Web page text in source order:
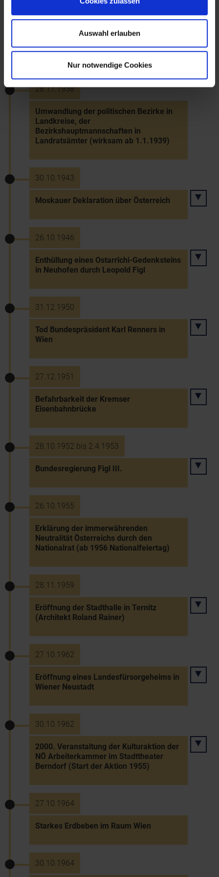
Auswahl erlauben
Nur notwendige Cookies
Beschluss der ständischen
(Rumpf-)Landtag
28.11.1938
Umwandlung der politischen Bezirke in
Landkreise, der
Bezirkshauptmannschaften in
Landratsämter (wirksam ab 1.1.1939)
30.10.1943
Moskauer Deklaration über Österreich
26.10.1946
Enthüllung eines Ostarrîchi-Gedenksteins
in Neuhofen durch Leopold Figl
31.12.1950
Tod Bundespräsident Karl Renners in
Wien
27.12.1951
Befahrbarkeit der Kremser
Eisenbahnbrücke
28.10.1952 bis 2.4.1953
Bundesregierung Figl III.
26.10.1955
Erklärung der immerwährenden
Neutralität Österreichs durch den
Nationalrat (ab 1956 Nationalfeiertag)
28.11.1959
Eröffnung der Stadthalle in Ternitz
(Architekt Roland Rainer)
27.10.1962
Eröffnung eines Landesfürsorgeheims in
Wiener Neustadt
30.10.1962
2000. Veranstaltung der Kulturaktion der
NÖ Arbeiterkammer im Stadttheater
Berndorf (Start der Aktion 1955)
27.10.1964
Starkes Erdbeben im Raum Wien
30.10.1964